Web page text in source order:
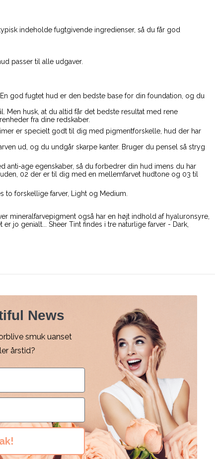
indeholde fugtgivende ingredienser, så du får god
passer til alle udgaver.
god fugtet hud er den bedste base for din foundation, og du
husk, at du altid får det bedste resultat med rene
fra dine redskaber.
er specielt godt til dig med pigmentforskelle, hud der har
ud, og du undgår skarpe kanter. Bruger du pensel så stryg
anti-age egenskaber, så du forbedrer din hud imens du har
02 der er til dig med en mellemfarvet hudtone og 03 til
to forskellige farver, Light og Medium.
mineralfarvepigment også har en højt indhold af hyaluronsyre,
jo genialt... Sheer Tint findes i tre naturlige farver - Dark,
News
smuk uanset
årstid?